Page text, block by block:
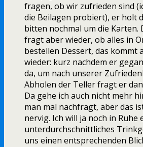
fragen, ob wir zufrieden sind
die Beilagen probiert), er holt
bitten nochmal um die Karten.
fragt aber wieder, ob alles in
bestellen Dessert, das kommt
wieder: kurz nachdem er
da, um nach unserer
Abholen der Teller fragt er
Da gehe ich auch nicht mehr
man mal nachfragt, aber das
nervig. Ich will ja noch in Ruhe
unterdurchschnittliches
uns einen entsprechenden